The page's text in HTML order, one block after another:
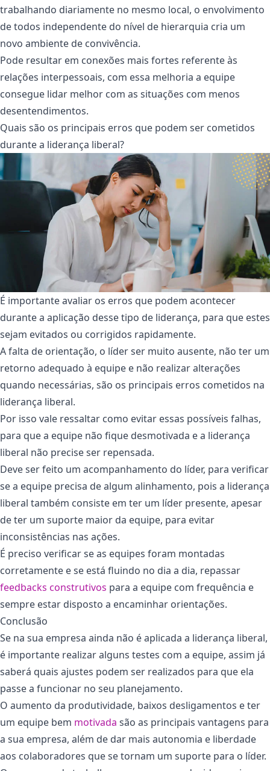
trabalhando diariamente no mesmo local, o envolvimento
de todos independente do nível de hierarquia cria um
novo ambiente de convivência.
Pode resultar em conexões mais fortes referente às
relações interpessoais, com essa melhoria a equipe
consegue lidar melhor com as situações com menos
desentendimentos.
Quais são os principais erros que podem ser cometidos
durante a liderança liberal?
É importante avaliar os erros que podem acontecer
durante a aplicação desse tipo de liderança, para que estes
sejam evitados ou corrigidos rapidamente.
A falta de orientação, o líder ser muito ausente, não ter um
retorno adequado à equipe e não realizar alterações
quando necessárias, são os principais erros cometidos na
liderança liberal.
Por isso vale ressaltar como evitar essas possíveis falhas,
para que a equipe não fique desmotivada e a liderança
liberal não precise ser repensada.
Deve ser feito um acompanhamento do líder, para verificar
se a equipe precisa de algum alinhamento, pois a liderança
liberal também consiste em ter um líder presente, apesar
de ter um suporte maior da equipe, para evitar
inconsistências nas ações.
É preciso verificar se as equipes foram montadas
corretamente e se está fluindo no dia a dia, repassar
feedbacks construtivos para a equipe com frequência e
sempre estar disposto a encaminhar orientações.
Conclusão
Se na sua empresa ainda não é aplicada a liderança liberal,
é importante realizar alguns testes com a equipe, assim já
saberá quais ajustes podem ser realizados para que ela
passe a funcionar no seu planejamento.
O aumento da produtividade, baixos desligamentos e ter
um equipe bem motivada são as principais vantagens para
a sua empresa, além de dar mais autonomia e liberdade
aos colaboradores que se tornam um suporte para o líder.